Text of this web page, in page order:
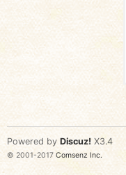
Powered by Discuz! X3.4
© 2001-2017 Comsenz Inc.